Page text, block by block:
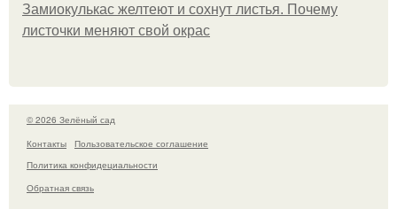
Замиокулькас желтеют и сохнут листья. Почему
листочки меняют свой окрас
© 2026 Зелёный сад
Контакты
Пользовательское соглашение
Политика конфидециальности
Обратная связь